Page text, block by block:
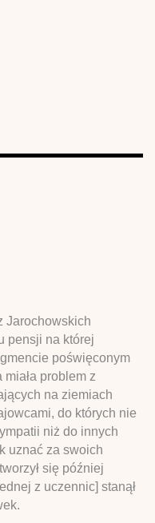
Jarochowskich
pensji na której
poświęconym
problem z
na ziemiach
do których nie
niż do innych
uznać za swoich
się później
z uczennic] stanął